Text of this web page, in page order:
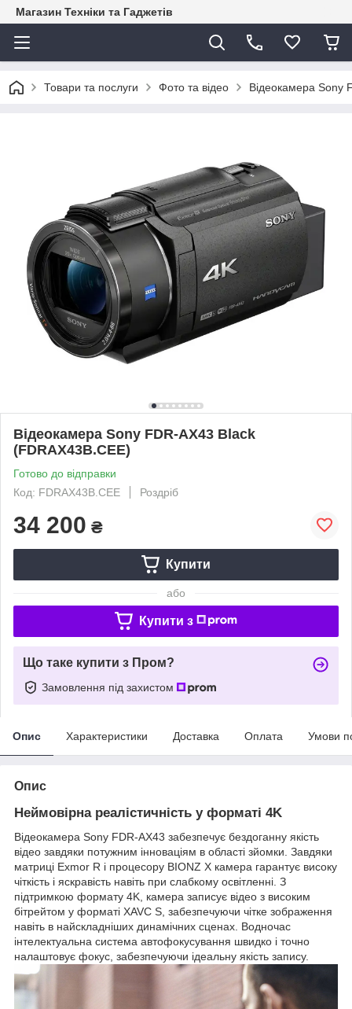
Магазин Техніки та Гаджетів
Товари та послуги Фото та відео Відеокамера Sony
Відеокамера Sony FDR-AX43 Black
(FDRAX43B.CEE)
Готово до відправки
Код: FDRAX43B.CEE
Роздріб
34 200 ₴
Купити
або
Купити з
Що таке купити з Пром?
Замовлення під захистом
Опис Характеристики Доставка Оплата Умови
Опис
Неймовірна реалістичність у форматі 4K
Відеокамера Sony FDR-AX43 забезпечує бездоганну якість
відео завдяки потужним інноваціям в області зйомки. Завдяки
матриці Exmor R і процесору BIONZ X камера гарантує високу
чіткість і яскравість навіть при слабкому освітленні. З
підтримкою формату 4K, камера записує відео з високим
бітрейтом у форматі XAVC S, забезпечуючи чітке зображення
навіть в найскладніших динамічних сценах. Водночас
інтелектуальна система автофокусування швидко і точно
налаштовує фокус, забезпечуючи ідеальну якість запису.